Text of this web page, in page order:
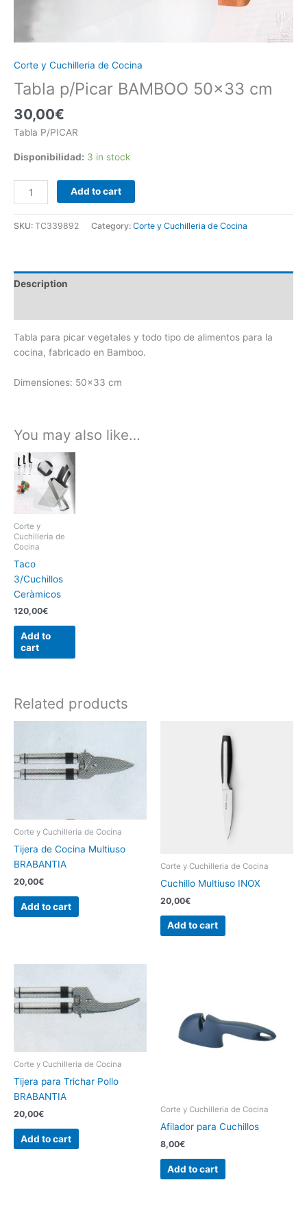
Corte y Cuchilleria de Cocina
Tabla p/Picar BAMBOO 50×33 cm
30,00€
Tabla P/PICAR
Disponibilidad: 3 in stock
Add to cart
SKU: TC339892 Category: Corte y Cuchilleria de Cocina
Description
Tabla para picar vegetales y todo tipo de alimentos para la
cocina, fabricado en Bamboo.
Dimensiones: 50×33 cm
You may also like…
Corte y
Cuchilleria de
Cocina
Taco
3/Cuchillos
Ceràmicos
120,00€
Add to
cart
Related products
Corte y Cuchilleria de Cocina
Tijera de Cocina Multiuso
BRABANTIA
20,00€
Add to cart
Corte y Cuchilleria de Cocina
Cuchillo Multiuso INOX
20,00€
Add to cart
Corte y Cuchilleria de Cocina
Tijera para Trichar Pollo
BRABANTIA
20,00€
Add to cart
Corte y Cuchilleria de Cocina
Afilador para Cuchillos
8,00€
Add to cart